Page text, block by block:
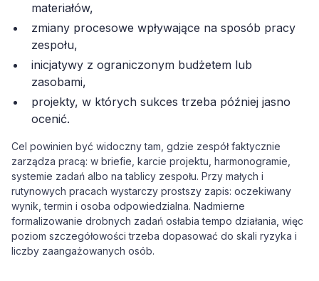
materiałów,
zmiany procesowe wpływające na sposób pracy
zespołu,
inicjatywy z ograniczonym budżetem lub
zasobami,
projekty, w których sukces trzeba później jasno
ocenić.
Cel powinien być widoczny tam, gdzie zespół faktycznie
zarządza pracą: w briefie, karcie projektu, harmonogramie,
systemie zadań albo na tablicy zespołu. Przy małych i
rutynowych pracach wystarczy prostszy zapis: oczekiwany
wynik, termin i osoba odpowiedzialna. Nadmierne
formalizowanie drobnych zadań osłabia tempo działania, więc
poziom szczegółowości trzeba dopasować do skali ryzyka i
liczby zaangażowanych osób.